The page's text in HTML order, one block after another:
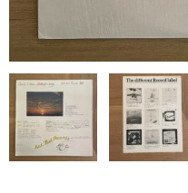
BLUE NOTE
JAZZ-EU
JAZZ-JP